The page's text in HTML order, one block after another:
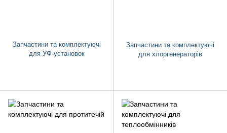
Запчастини та комплектуючі
для УФ-установок
Запчастини та комплектуючі
для хлоргенераторів